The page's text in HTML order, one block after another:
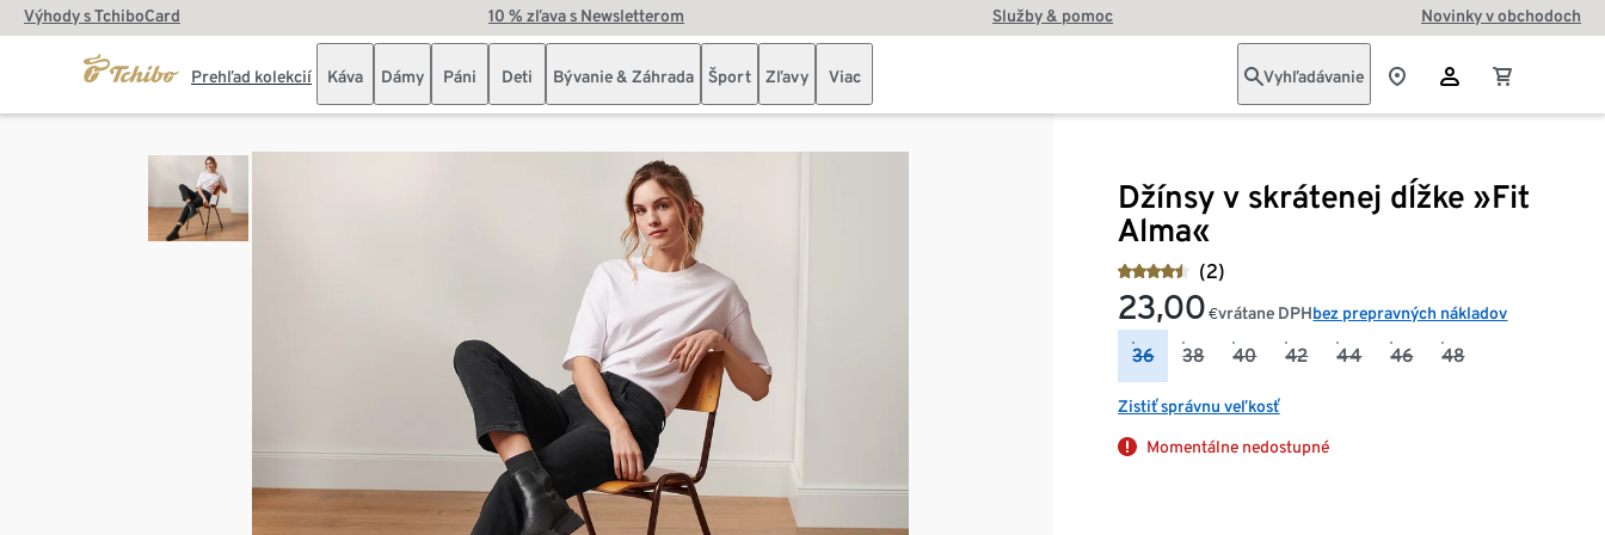
Výhody s TchiboCard 10 % zľava s Newsletterom Služby & pomoc Novinky v obchodoch
Prehľad kolekcií Káva Dámy Páni Deti Bývanie & Záhrada Šport Zľavy Viac Vyhľadávanie
Džínsy v skrátenej dĺžke »Fit
Alma«
(2)
23,00 €vrátane DPHbez prepravných nákladov
36 38 40 42 44 46 48
Zistiť správnu veľkosť
Momentálne nedostupné